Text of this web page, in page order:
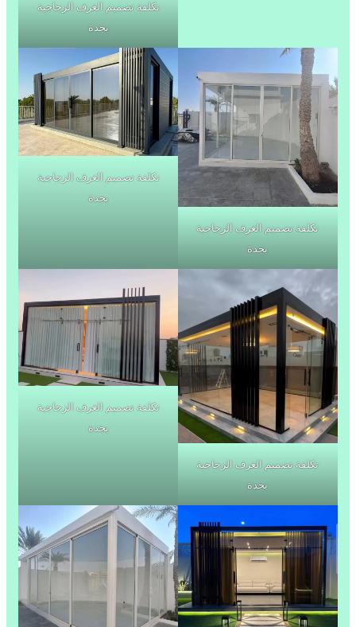
تكلفة تصميم الغرف الزجاجية
بجدة
تكلفة تصميم الغرف الزجاجية
بجدة
تكلفة تصميم الغرف الزجاجية
بجدة
تكلفة تصميم الغرف الزجاجية
بجدة
تكلفة تصميم الغرف الزجاجية
بجدة